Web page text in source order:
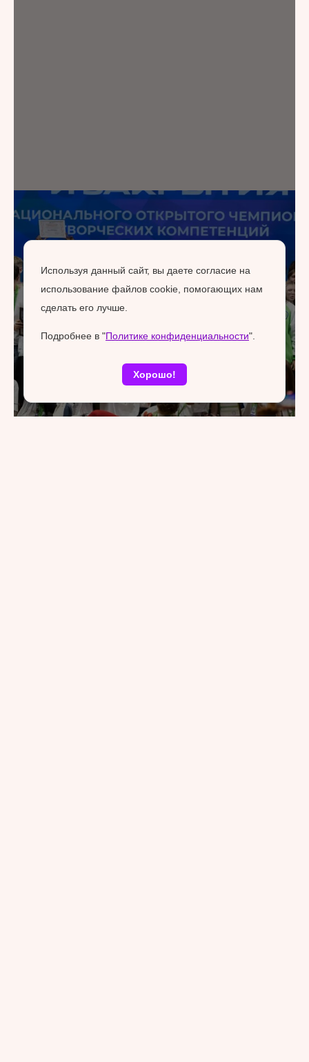
Используя данный сайт, вы даете согласие на
использование файлов cookie, помогающих нам
сделать его лучше.
Подробнее в "Политике конфиденциальности".
Хорошо!